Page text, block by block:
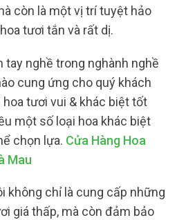
còn là một vị trí tuyệt hảo
tươi tắn và rất dị.
tay nghề trong nghành nghề
cung ứng cho quý khách
tươi vui & khác biệt tốt
một số loại hoa khác biệt
chọn lựa. Cửa Hàng Hoa
Mau
không chỉ là cung cấp những
giá thấp, mà còn đảm bảo